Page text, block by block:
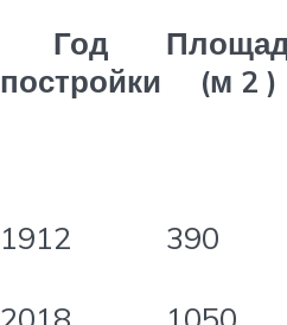
Год
постройки
(м 2 )
1912
390